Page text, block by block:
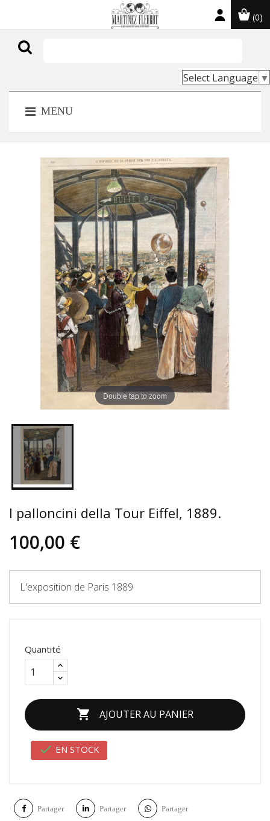
(0)
Select Language ▼
MENU
Double tap to zoom
I palloncini della Tour Eiffel, 1889.
100,00 €
L'exposition de Paris 1889
Quantité
 AJOUTER AU PANIER
 EN STOCK
Partager Partager Partager